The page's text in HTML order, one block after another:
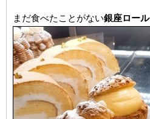
まだ食べたことがない銀座ロール